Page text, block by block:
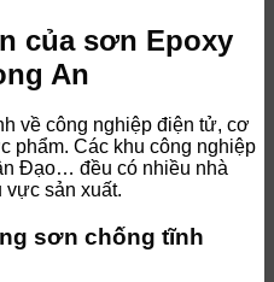
của sơn Epoxy
An
về công nghiệp điện tử, cơ
phẩm. Các khu công nghiệp
Đạo… đều có nhiều nhà
vực sản xuất.
sơn chống tĩnh